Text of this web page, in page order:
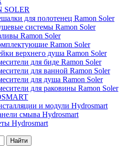
SOLER
для полотенец Ramon Soler
системы Ramon Soler
Ramon Soler
Ramon Soler
верхнего душа Ramon Soler
для биде Ramon Soler
для ванной Ramon Soler
для душа Ramon Soler
для раковины Ramon Soler
и модули Hydrosmart
смыва Hydrosmart
Hydrosmart
Найти